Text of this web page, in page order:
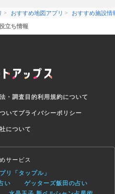
おすすめ地図アプリ
おすすめ施設情
立ち情報
・調査目的利用規約について
いてプライバシーポリシー
について
サービス
リ「タップル」
い
ゲッターズ飯田の占い